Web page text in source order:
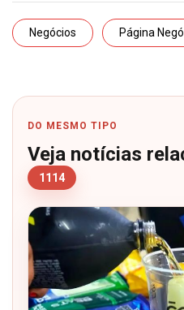
Negócios Página
DO MESMO TIPO
Veja notícias
1114